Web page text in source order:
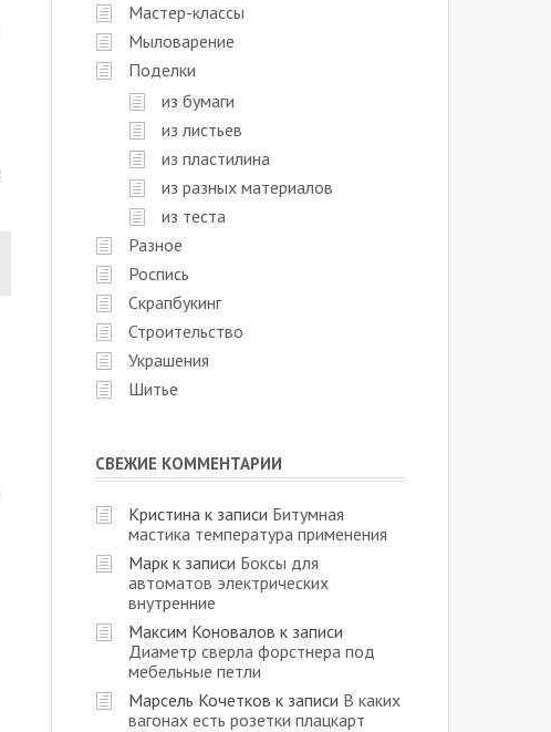
Мастер-классы
Мыловарение
Поделки
из бумаги
из листьев
из пластилина
из разных материалов
из теста
Разное
Роспись
Скрапбукинг
Строительство
Украшения
Шитье
СВЕЖИЕ КОММЕНТАРИИ
Кристина к записи Битумная
мастика температура применения
Марк к записи Боксы для
автоматов электрических
внутренние
Максим Коновалов к записи
Диаметр сверла форстнера под
мебельные петли
Марсель Кочетков к записи В каких
вагонах есть розетки плацкарт